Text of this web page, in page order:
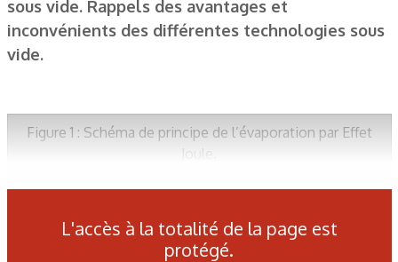
sous vide. Rappels des avantages et
inconvénients des différentes technologies sous
vide.
Figure 1 : Schéma de principe de l’évaporation par Effet
Joule.
L'accès à la totalité de la page est
protégé.